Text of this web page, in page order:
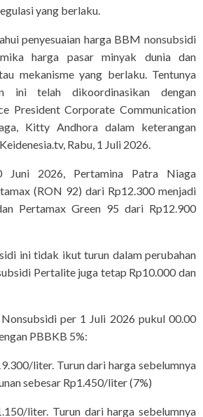
yang berlaku.
penyesuaian harga BBM nonsubsidi
harga pasar minyak dunia dan
mekanisme yang berlaku. Tentunya
ini telah dikoordinasikan dengan
President Corporate Communication
Kitty Andhora dalam keterangan
Rabu, 1 Juli 2026.
Juni 2026, Pertamina Patra Niaga
(RON 92) dari Rp12.300 menjadi
Pertamax Green 95 dari Rp12.900
ini tidak ikut turun dalam perubahan
Pertalite juga tetap Rp10.000 dan
per 1 Juli 2026 pukul 00.00
PBBKB 5%:
liter. Turun dari harga sebelumnya
sebesar Rp1.450/liter (7%)
liter. Turun dari harga sebelumnya